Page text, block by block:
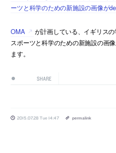
ーツと科学のための新施設の画像が
OMA
が計画している、イギリスの
スポーツと科学のための新施設の画
ます。
SHARE
2015.07.28 Tue 14:47 permalink